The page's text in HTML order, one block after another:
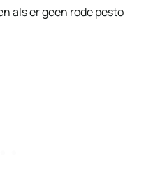
als er geen rode pesto